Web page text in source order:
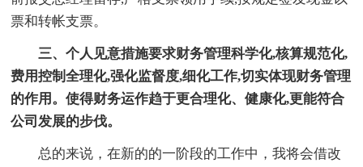
票和转帐支票。
三、个人见意措施要求财务管理科学化,核算规范化,
费用控制全理化,强化监督度,细化工作,切实体现财务管理
的作用。使得财务运作趋于更合理化、健康化,更能符合
公司发展的步伐。
总的来说，在新的的一阶段的工作中，我将会借改